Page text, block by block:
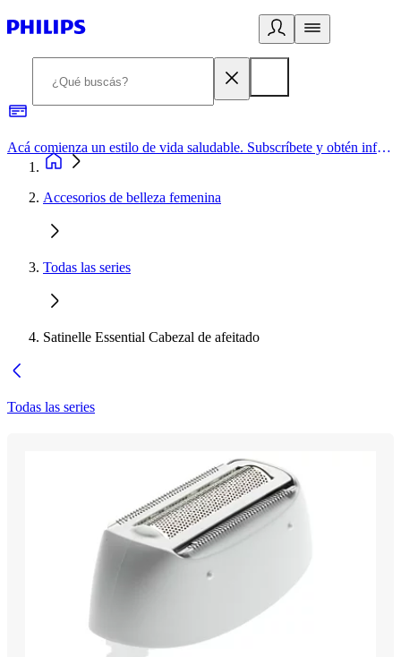
Acá comienza un estilo de vida saludable. Subscríbete y obtén información de primera mano
Accesorios de belleza femenina
Todas las series
Satinelle Essential Cabezal de afeitado
Todas las series